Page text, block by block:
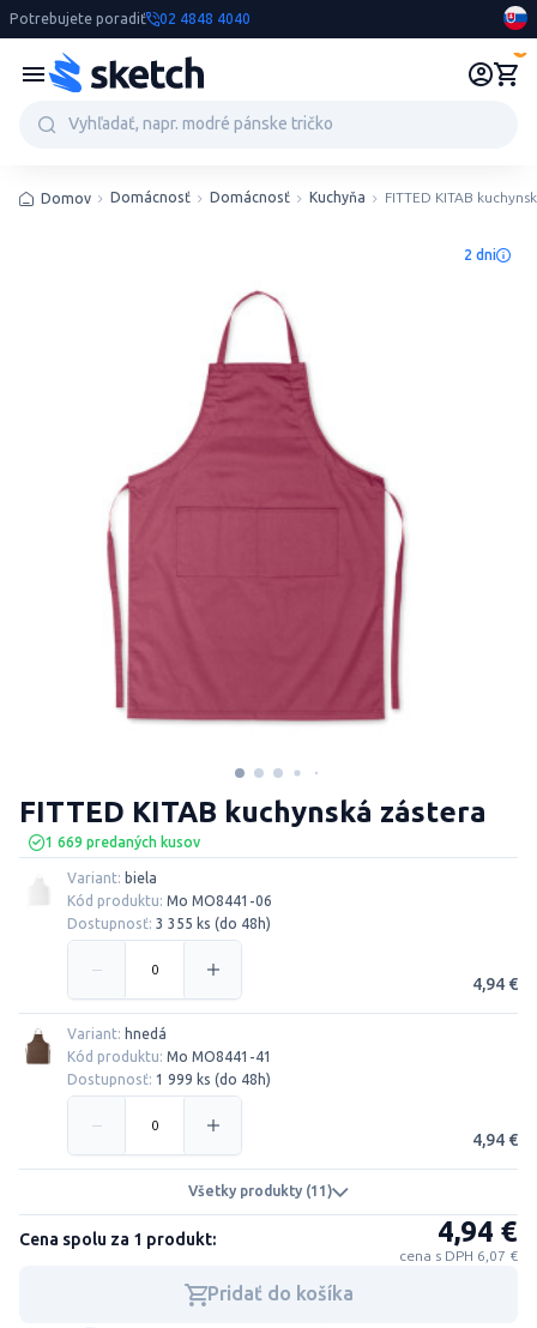
Potrebujete poradiť 02 4848 4040
Domov Domácnosť Domácnosť Kuchyňa FITTED KITAB
2 dni
1 669 predaných kusov
FITTED KITAB kuchynská zástera
Variant: biela
Kód produktu: Mo MO8441-06
Dostupnosť: 3 355 ks (do 48h)
4,94 €
Variant: hnedá
Kód produktu: Mo MO8441-41
Dostupnosť: 1 999 ks (do 48h)
4,94 €
Všetky produkty (11)
Cena spolu za 1 produkt: 4,94 €
cena s DPH 6,07 €
Pridať do košíka